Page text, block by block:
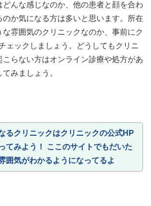
どんな感じなのか、他の患者と顔を合わ
のか気になる方は多いと思います。所在
雰囲気のクリニックなのか、事前にク
ェックしましょう。どうしてもクリニ
こらない方はオンライン診療や処方があ
てみましょう。
るクリニックはクリニックの公式HP
てみよう！ ここのサイトでもだいた
囲気がわかるようになってるよ